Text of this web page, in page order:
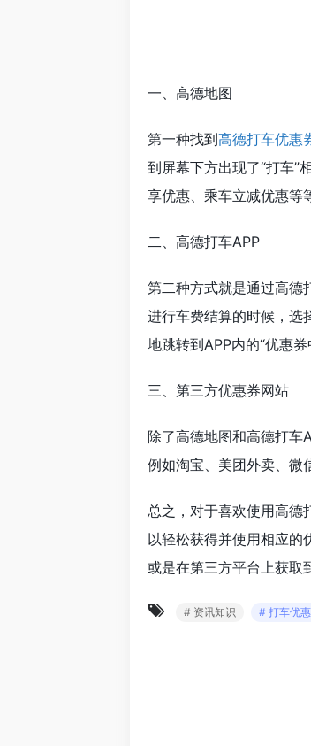
一、高德地图
第一种找到高德打车优惠
到屏幕下方出现了“打车”
享优惠、乘车立减优惠等
二、高德打车APP
第二种方式就是通过高德
进行车费结算的时候，选
地跳转到APP内的“优惠券
三、第三方优惠券网站
除了高德地图和高德打车
例如淘宝、美团外卖、微
总之，对于喜欢使用高德
以轻松获得并使用相应的
或是在第三方平台上获取
# 资讯知识 # 打车优